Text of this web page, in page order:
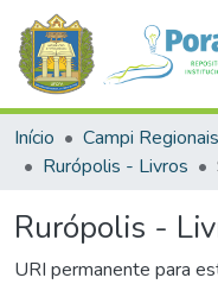
Início Campi Regionais
Rurópolis - Livros
Rurópolis -
URI permanente para